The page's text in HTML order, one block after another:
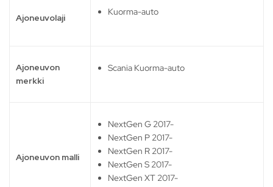
Ajoneuvolaji
Kuorma-auto
Ajoneuvon
merkki
Scania Kuorma-auto
Ajoneuvon malli
NextGen G 2017-
NextGen P 2017-
NextGen R 2017-
NextGen S 2017-
NextGen XT 2017-